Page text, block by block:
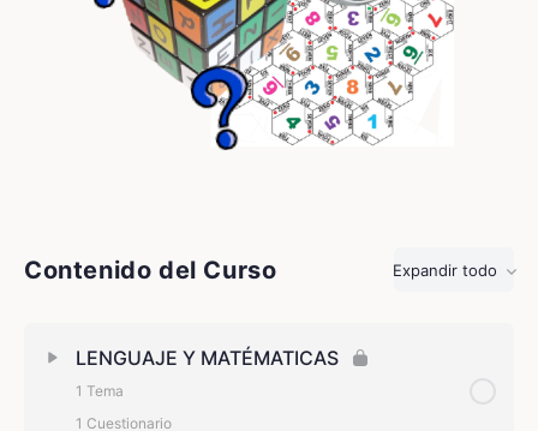
Contenido del Curso Expandir todo
LENGUAJE Y MATÉMATICAS
1 Tema
1 Cuestionario